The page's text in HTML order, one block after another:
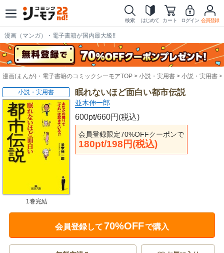
検索 はじめて カート ログイン 会員登録
漫画（マンガ）・電子書籍が国内最大級!!
漫画(まんが)・電子書籍のコミックシーモアTOP 小説・実用書 小説・実用書
眠れないほど面白い都市伝説
並木伸一郎
600pt/660円(税込)
会員登録限定70%OFFクーポンで
180pt/198円(税込)
小説・実用書
1巻完結
会員登録して70%OFFで購入